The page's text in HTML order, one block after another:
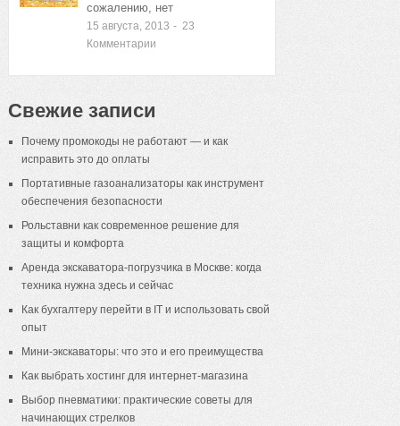
сожалению, нет
15 августа, 2013 - 23
Комментарии
Свежие записи
Почему промокоды не работают — и как
исправить это до оплаты
Портативные газоанализаторы как инструмент
обеспечения безопасности
Рольставни как современное решение для
защиты и комфорта
Аренда экскаватора-погрузчика в Москве: когда
техника нужна здесь и сейчас
Как бухгалтеру перейти в IT и использовать свой
опыт
Мини-экскаваторы: что это и его преимущества
Как выбрать хостинг для интернет-магазина
Выбор пневматики: практические советы для
начинающих стрелков